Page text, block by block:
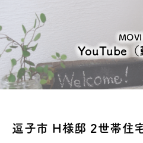
YouTube（
逗子市 H様邸 2世帯住